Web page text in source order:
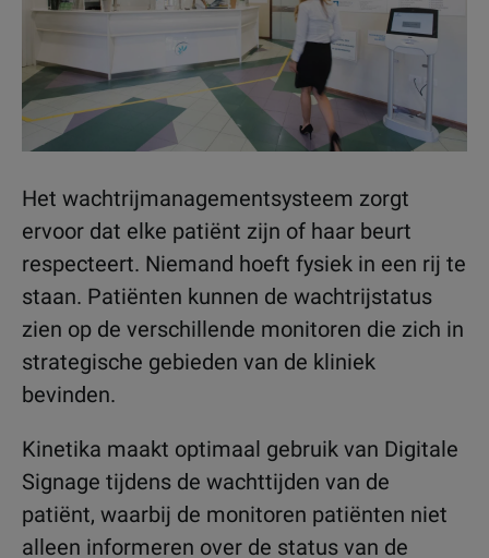
Het wachtrijmanagementsysteem zorgt
ervoor dat elke patiënt zijn of haar beurt
respecteert. Niemand hoeft fysiek in een rij te
staan. Patiënten kunnen de wachtrijstatus
zien op de verschillende monitoren die zich in
strategische gebieden van de kliniek
bevinden.
Kinetika maakt optimaal gebruik van Digitale
Signage tijdens de wachttijden van de
patiënt, waarbij de monitoren patiënten niet
alleen informeren over de status van de